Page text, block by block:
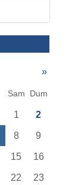
»
Sam Dum
1 2
8 9
15 16
22 23